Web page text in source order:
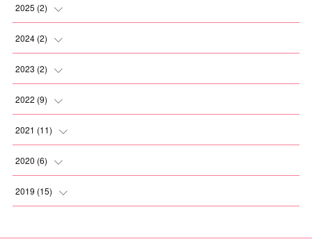
( )
( )
2025 (2)
( )
( )
2024 (2)
( )
( )
2023 (2)
( )
(1
2022 (9)
(1
( )
(2
2021 (11)
( )
(1
2020 (6)
(1
2019 (15)